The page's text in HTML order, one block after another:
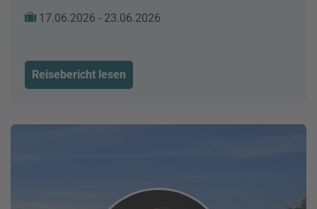
17.06.2026 - 23.06.2026
Reisebericht lesen